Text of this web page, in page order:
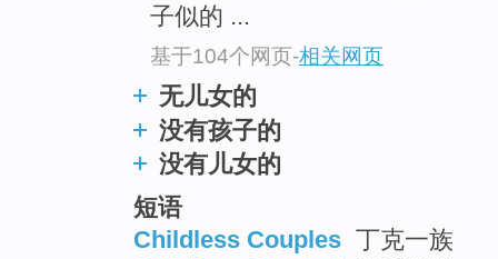
子似的 ...
基于104个网页-相关网页
无儿女的
没有孩子的
没有儿女的
短语
Childless Couples 丁克一族